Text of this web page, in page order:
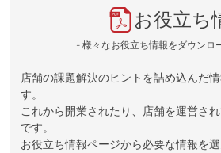
お役立ち
- 様々なお役立ち情報をダウンロ
店舗の課題解決のヒントを詰め込んだ
す。
これから開業されたり、店舗を運営さ
です。
お役立ち情報ページから必要な情報を